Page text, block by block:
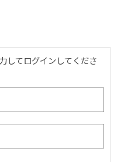
してログインしてくださ